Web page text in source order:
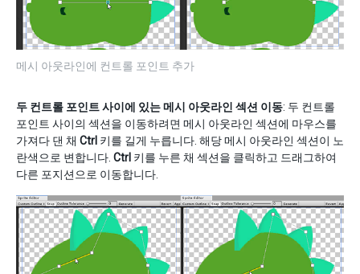
메시 아웃라인에 컨트롤 포인트 추가
두 컨트롤 포인트 사이에 있는 메시 아웃라인 섹션 이동: 두 컨트롤
포인트 사이의 섹션을 이동하려면 메시 아웃라인 섹션에 마우스를
가져다 댄 채 Ctrl 키를 길게 누릅니다. 해당 메시 아웃라인 섹션이 노
란색으로 변합니다. Ctrl 키를 누른 채 섹션을 클릭하고 드래그하여
다른 포지션으로 이동합니다.